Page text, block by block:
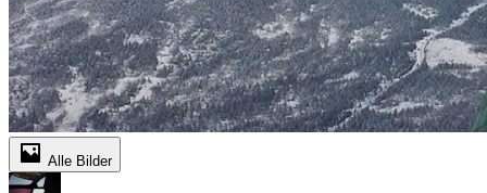
Alle Bilder